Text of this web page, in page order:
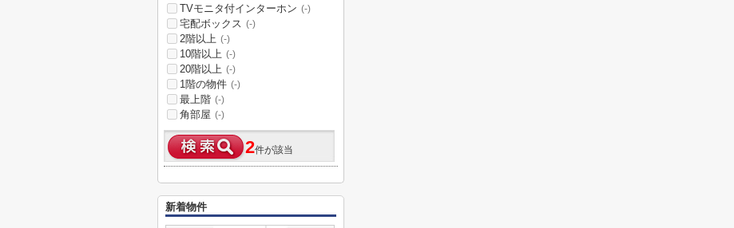
TVモニタ付インターホン (-)
宅配ボックス (-)
2階以上 (-)
10階以上 (-)
20階以上 (-)
1階の物件 (-)
最上階 (-)
角部屋 (-)
2件が該当
新着物件